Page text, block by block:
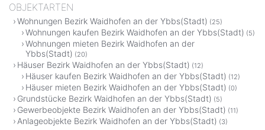
OBJEKTARTEN
Wohnungen Bezirk Waidhofen an der Ybbs(Stadt) (25)
Wohnungen kaufen Bezirk Waidhofen an der Ybbs(Stadt) (5)
Wohnungen mieten Bezirk Waidhofen an der
Ybbs(Stadt) (20)
Häuser Bezirk Waidhofen an der Ybbs(Stadt) (12)
Häuser kaufen Bezirk Waidhofen an der Ybbs(Stadt) (12)
Häuser mieten Bezirk Waidhofen an der Ybbs(Stadt) (0)
Grundstücke Bezirk Waidhofen an der Ybbs(Stadt) (5)
Gewerbeobjekte Bezirk Waidhofen an der Ybbs(Stadt) (11)
Anlageobjekte Bezirk Waidhofen an der Ybbs(Stadt) (3)